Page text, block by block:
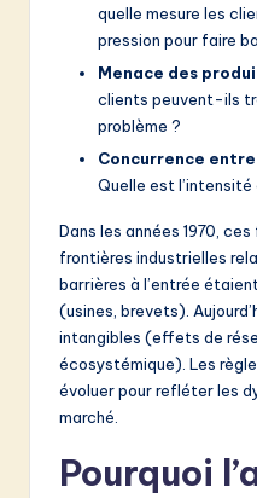
quelle mesure les
pression pour faire
Menace des
clients peuvent-ils
problème ?
Concurrence
Quelle est
Dans les années 1970,
frontières industrielles
barrières à l’entrée
(usines, brevets).
intangibles (effets de
écosystémique). Les
évoluer pour refléter les
marché.
Pourquoi